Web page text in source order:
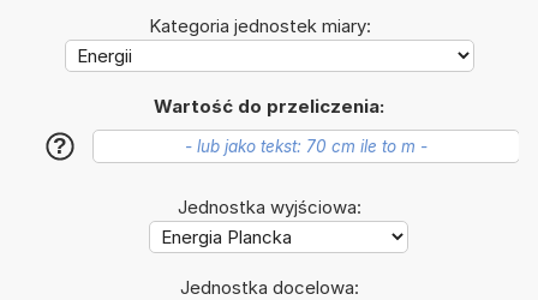
Kategoria jednostek miary:
Wartość do przeliczenia:
?
Jednostka wyjściowa:
Jednostka docelowa: